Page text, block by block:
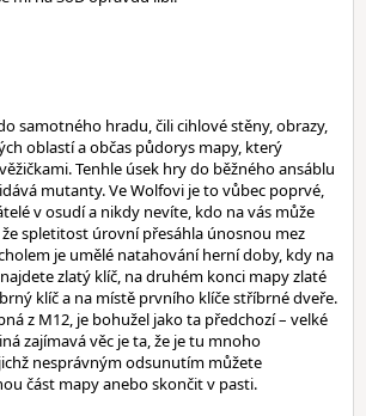
samotného hradu, čili cihlové stěny, obrazy,
oblastí a občas půdorys mapy, který
Tenhle úsek hry do běžného ansáblu
mutanty. Ve Wolfovi je to vůbec poprvé,
v osudí a nikdy nevíte, kdo na vás může
spletitost úrovní přesáhla únosnou mez
je umělé natahování herní doby, kdy na
zlatý klíč, na druhém konci mapy zlaté
klíč a na místě prvního klíče stříbrné dveře.
z M12, je bohužel jako ta předchozí – velké
zajímavá věc je ta, že je tu mnoho
nesprávným odsunutím můžete
část mapy anebo skončit v pasti.